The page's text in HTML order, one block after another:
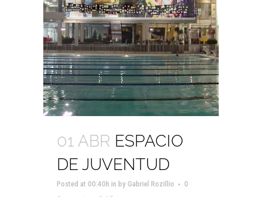
01 ABR ESPACIO
DE JUVENTUD
Posted at 00:40h in by Gabriel Rozillio
0